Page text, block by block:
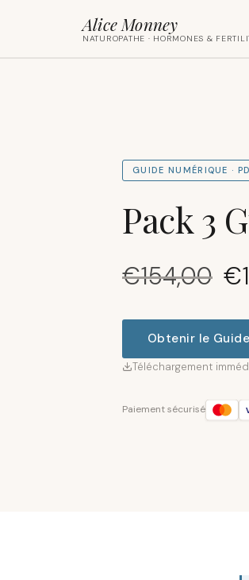
Alice Monney
NATUROPATHE · HORMONES &
GUIDE NUMÉRIQUE ·
Pack 3
€154,00
Le
prix
€
Obtenir le Guide
Téléchargement
Paiement sécurisé